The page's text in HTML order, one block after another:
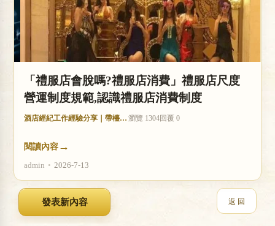
「禮服店會脫嗎?禮服店消費」禮服店尺度
營運制度規範,認識禮服店消費制度
酒店經紀工作經驗分享｜帶檯技巧與收入分析 瀏覽 1304回覆 0
閱讀內容 →
admin • 2026-7-13
返 回